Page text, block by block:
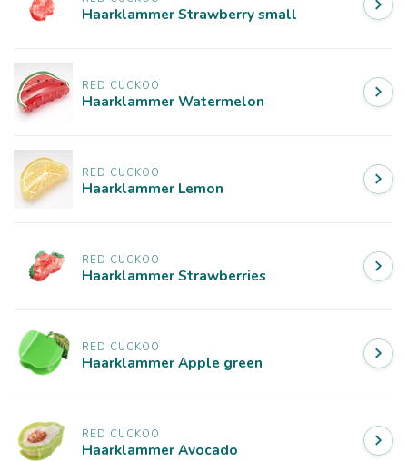
Haarklammer Strawberry small
RED CUCKOO
Haarklammer Watermelon
RED CUCKOO
Haarklammer Lemon
RED CUCKOO
Haarklammer Strawberries
RED CUCKOO
Haarklammer Apple green
RED CUCKOO
Haarklammer Avocado